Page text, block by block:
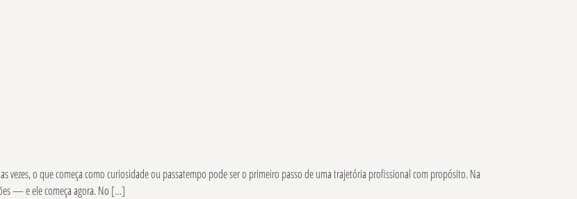
vezes, o que começa como curiosidade ou passatempo pode ser o primeiro passo de uma trajetória profissional com propósito. Na
— e ele começa agora. No […]